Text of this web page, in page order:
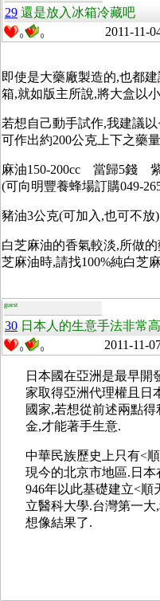
29 還是放入冰箱冷藏吧
0 0 2011-11-
即使是大藥廠製造的,也都
箱,就如版主所說,將大盒以
若想自己動手試作,我建議
可作出約200公克上下之藥
麻油150-200cc 當歸5錢
(可向明豐養蜂場訂購049-
豬油3公克(可加入,也可不放)
白芝麻油的香氣較淡,所做
芝麻油時,請找100%純白芝
guest
30 日本人的生意手法非常
0 0 2011-11-
日本國在亞洲是最早開
家取得亞洲代理權且日
國家,若想從前述兩點
金,才能著手生意.
中華民族歷史上只有<
現今的北京市地區.日本
946年以此基礎建立<順
立醫科大學.台灣第一
想像結果了.